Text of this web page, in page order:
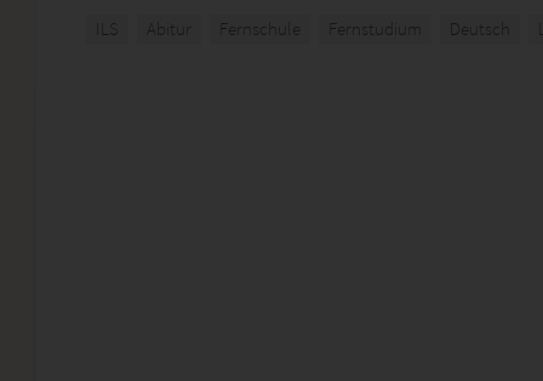
ILS Abitur Fernschule Fernstudium Deutsch